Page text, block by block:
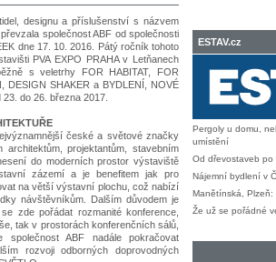
designu a příslušenství s názvem
společnost ABF od společnosti
dne 17. 10. 2016. Pátý ročník tohoto
PVA EXPO PRAHA v Letňanech
s veletrhy FOR HABITAT, FOR
DESIGN SHAKER a BYDLENÍ, NOVÉ
do 26. března 2017.
české a světové značky
projektantům, stavebním
do moderních prostor výstaviště
zázemí a je benefitem jak pro
na větší výstavní plochu, což nabízí
návštěvníkům. Dalším důvodem je
zde pořádat rozmanité konference,
tak v prostorách konferenčních sálů,
ABF nadále pokračovat
rozvoji odborných doprovodných
ESTAV.cz
Pergoly u domu,
umístění
Od dřevostaveb po
Nájemní bydlení v
Manětínská, Plzeň:
Že už se pořádné